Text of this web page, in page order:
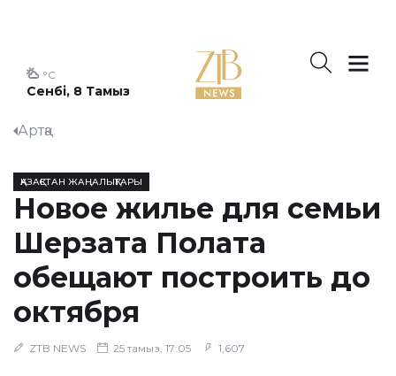
Сенбі, 8 Тамыз
°C
Артқа
ҚАЗАҚСТАН ЖАҢАЛЫҚТАРЫ
Новое жилье для семьи
Шерзата Полата
обещают построить до
октября
ZTB NEWS 25 тамыз, 17:05 1,607